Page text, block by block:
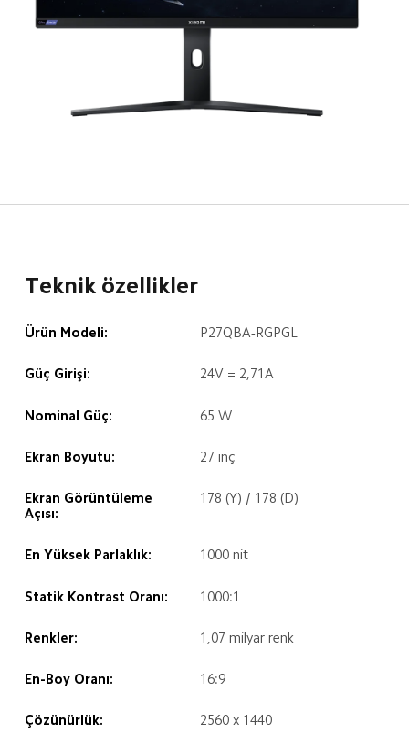
Teknik özellikler
Ürün Modeli: P27QBA-RGPGL
Güç Girişi: 24V = 2,71A
Nominal Güç: 65 W
Ekran Boyutu: 27 inç
Ekran Görüntüleme
Açısı:
178 (Y) / 178 (D)
En Yüksek Parlaklık: 1000 nit
Statik Kontrast Oranı: 1000:1
Renkler: 1,07 milyar renk
En-Boy Oranı: 16:9
Çözünürlük: 2560 x 1440